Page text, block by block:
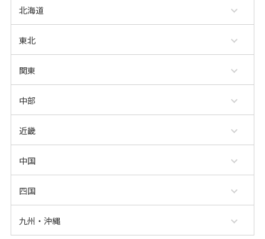
北海道
東北
関東
中部
近畿
中国
四国
九州・沖縄